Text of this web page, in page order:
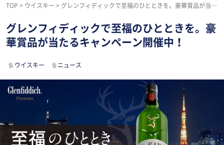
TOP ウイスキー グレンフィディックで至福のひとときを。豪華賞品が当たるキャンペーン開催中！
グレンフィディックで至福のひとときを。豪
華賞品が当たるキャンペーン開催中！
ウイスキー ニュース